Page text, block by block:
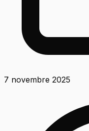
7 novembre 2025